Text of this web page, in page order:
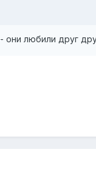
любили друг